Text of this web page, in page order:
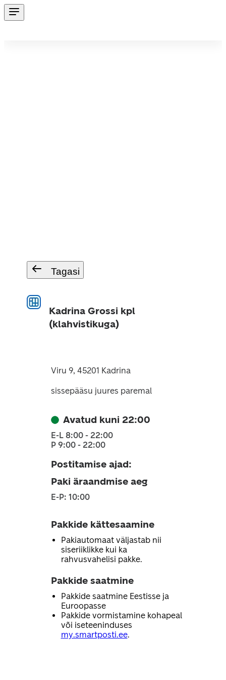
Tagasi
Kadrina Grossi kpl
(klahvistikuga)
Viru 9, 45201 Kadrina
sissepääsu juures paremal
Avatud kuni 22:00
E-L 8:00 - 22:00
P 9:00 - 22:00
Postitamise ajad:
Paki äraandmise aeg
E-P: 10:00
Pakkide kättesaamine
Pakiautomaat väljastab nii
siseriiklikke kui ka
rahvusvahelisi pakke.
Pakkide saatmine
Pakkide saatmine Eestisse ja
Euroopasse
Pakkide vormistamine kohapeal
või iseteeninduses
my.smartposti.ee.